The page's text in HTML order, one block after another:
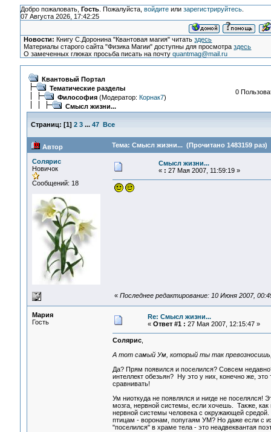
Добро пожаловать, Гость. Пожалуйста, войдитеили зарегистрируйтесь.
07 Августа 2026, 17:42:25
Новости: Книгу С.Доронина "Квантовая магия" читатьздесь
Материалы старого сайта "Физика Магии" доступны для просмотраздесь
О замеченных глюках просьба писать на почтуquantmag@mail.ru
Квантовый Портал
Тематические разделы
Философия(Модератор: Корнак7)
Смысл жизни...
0
Страниц: [1] 2 3 ... 47 Все
Автор Тема: Смысл жизни... (Прочитано 1483159 раз)
Солярис
Новичок
Сообщений: 18
Смысл жизни...
« : 27 Мая 2007, 11:59:19 »
« Последнее редактирование: 10 Июня 2007,
Мария
Гость
Re: Смысл жизни...
« Ответ #1 : 27 Мая 2007, 12:15:47 »
Солярис,
А тот самый Ум, который ты так превозносишь,
Да? Прям появился и поселился? Совсем
интеллект обезьян? Ну это у них, конечно же,
сравнивать!
Ум ниоткуда не появлялся и нигде не поселялся!
мозга, нервной системы, если хочешь. Также, как
нервной системы человека с окружающей
птицам - воронам, попугаям УМ? Но даже если с
"поселился" в храме тела - это неадвеквантая